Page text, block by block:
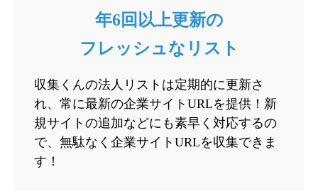
年6回以上更新の
フレッシュなリスト
収集くんの法人リストは定期的に更新さ
れ、常に最新の企業サイトURLを提供！新
規サイトの追加などにも素早く対応するの
で、無駄なく企業サイトURLを収集できま
す！